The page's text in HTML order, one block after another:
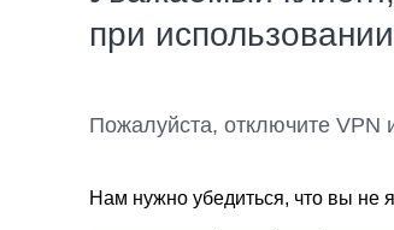
при
Пожалуйста, отключите VPN
Нам нужно убедиться, что вы не